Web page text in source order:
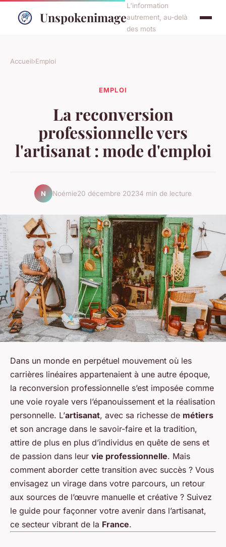
Unspokenimage
L'information
autrement, au-delà
des mots
Accueil›Emploi
EMPLOI
La reconversion
professionnelle vers
l'artisanat : mode d'emploi
N Noémie20 décembre 20234 min de lecture
Dans un monde en perpétuel mouvement où les
carrières linéaires appartenaient à une autre époque,
la reconversion professionnelle s’est imposée comme
une voie royale vers l’épanouissement et la réalisation
personnelle. L’artisanat, avec sa richesse de métiers
et son ancrage dans le savoir-faire et la tradition,
attire de plus en plus d’individus en quête de sens et
de passion dans leur vie professionnelle. Mais
comment aborder cette transition avec succès ? Vous
envisagez un virage dans votre parcours, un retour
aux sources de l’œuvre manuelle et créative ? Suivez
le guide pour façonner votre avenir dans l’artisanat,
ce secteur vibrant de la France.